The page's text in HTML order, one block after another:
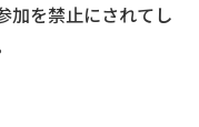
加を禁止にされてし